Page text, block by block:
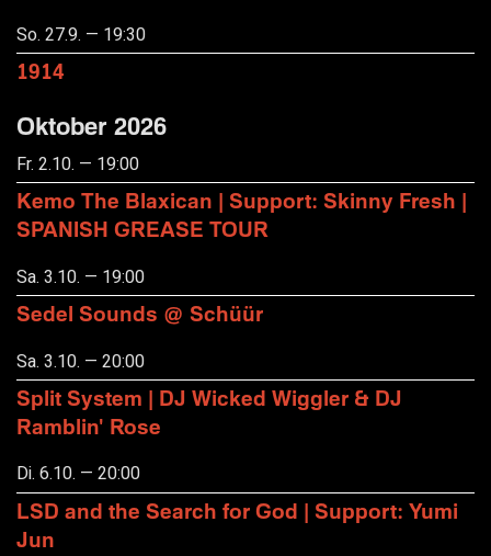
So. 27.9. — 19:30
1914
Oktober 2026
Fr. 2.10. — 19:00
Kemo The Blaxican | Support: Skinny Fresh |
SPANISH GREASE TOUR
Sa. 3.10. — 19:00
Sedel Sounds @ Schüür
Sa. 3.10. — 20:00
Split System | DJ Wicked Wiggler & DJ
Ramblin' Rose
Di. 6.10. — 20:00
LSD and the Search for God | Support: Yumi
Jun